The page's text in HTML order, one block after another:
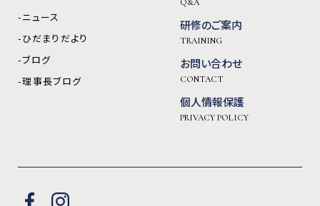
-ニュース
-ひだまりだより
-ブログ
-理事長ブログ
研修のご案内
TRAINING
お問い合わせ
CONTACT
個人情報保護
PRIVACY POLICY